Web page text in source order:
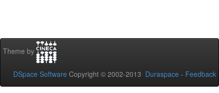
Theme by
DSpace Software Copyright © 2002-2013 Duraspace - Feedback